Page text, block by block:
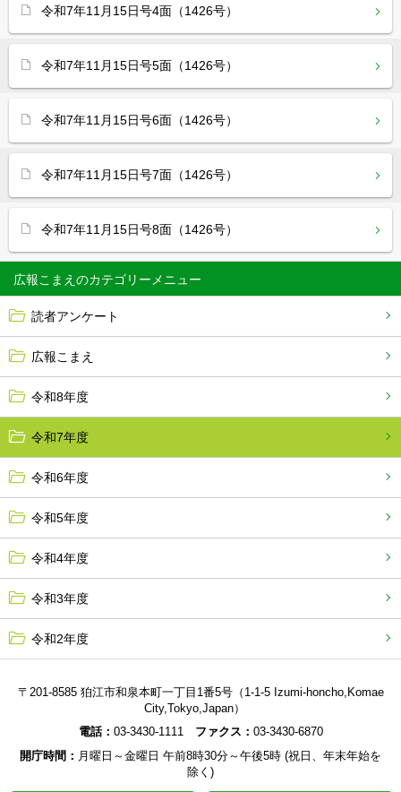
広報こまえ
読者アンケート
広報こまえ
令和8年度
令和7年度
令和6年度
令和5年度
令和4年度
令和3年度
令和2年度
令和7年11月15日号4面（1426号）
令和7年11月15日号5面（1426号）
令和7年11月15日号6面（1426号）
令和7年11月15日号7面（1426号）
令和7年11月15日号8面（1426号）
〒201-8585 狛江市和泉本町一丁目1番5号（1-1-5 Izumi-honcho,Komae
City,Tokyo,Japan）
電話： 03-3430-1111 ファクス： 03-3430-6870
開庁時間： 月曜日～金曜日 午前8時30分～午後5時 (祝日、年末年始を
除く)